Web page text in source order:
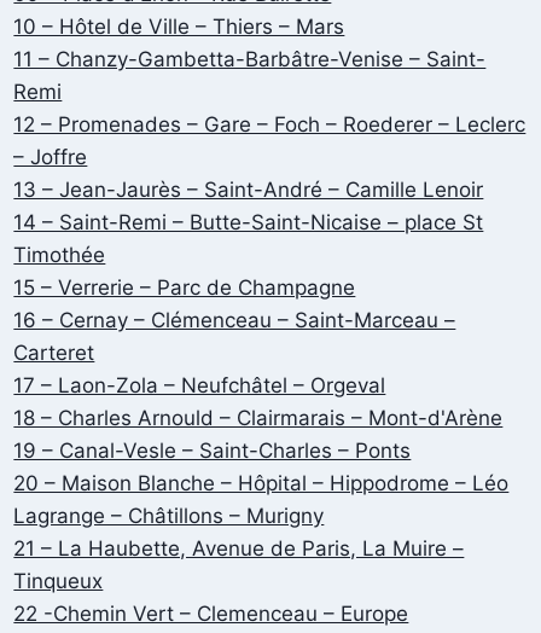
10 – Hôtel de Ville – Thiers – Mars
11 – Chanzy-Gambetta-Barbâtre-Venise – Saint-
Remi
12 – Promenades – Gare – Foch – Roederer – Leclerc
– Joffre
13 – Jean-Jaurès – Saint-André – Camille Lenoir
14 – Saint-Remi – Butte-Saint-Nicaise – place St
Timothée
15 – Verrerie – Parc de Champagne
16 – Cernay – Clémenceau – Saint-Marceau –
Carteret
17 – Laon-Zola – Neufchâtel – Orgeval
18 – Charles Arnould – Clairmarais – Mont-d'Arène
19 – Canal-Vesle – Saint-Charles – Ponts
20 – Maison Blanche – Hôpital – Hippodrome – Léo
Lagrange – Châtillons – Murigny
21 – La Haubette, Avenue de Paris, La Muire –
Tinqueux
22 -Chemin Vert – Clemenceau – Europe